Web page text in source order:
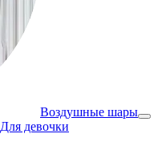
Воздушные шары
Для девочки